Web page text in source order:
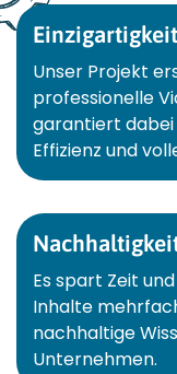
Unser Projekt
professionelle
garantiert
Effizienz und
Es spart Zeit
Inhalte
nachhaltige
Unternehmen.